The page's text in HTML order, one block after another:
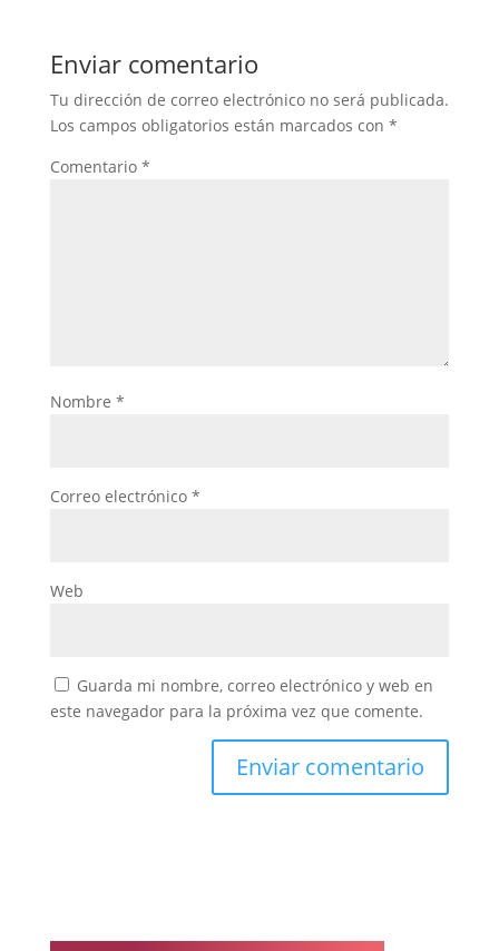
Enviar comentario
Tu dirección de correo electrónico no será publicada.
Los campos obligatorios están marcados con *
Comentario *
Nombre *
Correo electrónico *
Web
Guarda mi nombre, correo electrónico y web en
este navegador para la próxima vez que comente.